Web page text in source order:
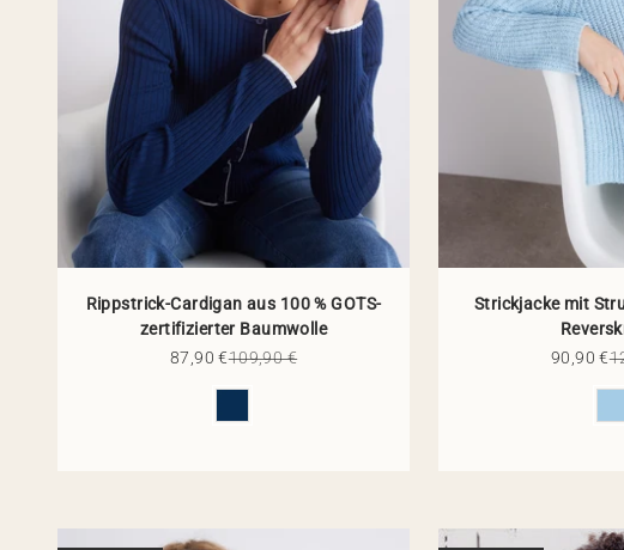
Rippstrick-Cardigan aus 100 % GOTS-
zertifizierter Baumwolle
Angebot
87,90 €Regulärer Preis
109,90 €
Strickjacke mit
Angebot
90,90 €